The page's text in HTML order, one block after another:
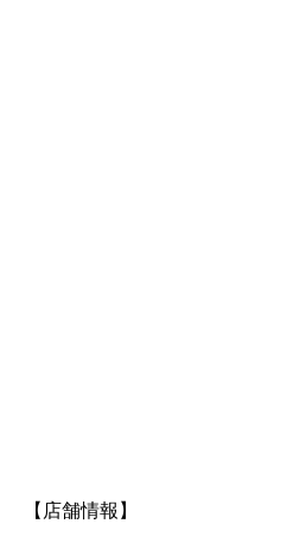
【店舗情報】